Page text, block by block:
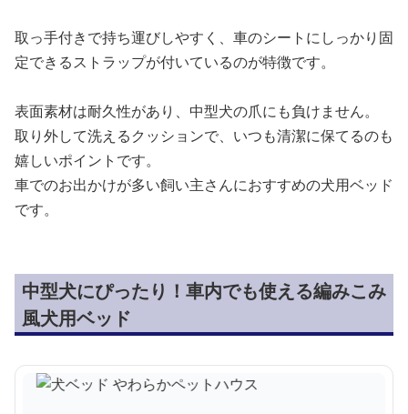
取っ手付きで持ち運びしやすく、車のシートにしっかり固
定できるストラップが付いているのが特徴です。
表面素材は耐久性があり、中型犬の爪にも負けません。
取り外して洗えるクッションで、いつも清潔に保てるのも
嬉しいポイントです。
車でのお出かけが多い飼い主さんにおすすめの犬用ベッド
です。
中型犬にぴったり！車内でも使える編みこみ
風犬用ベッド